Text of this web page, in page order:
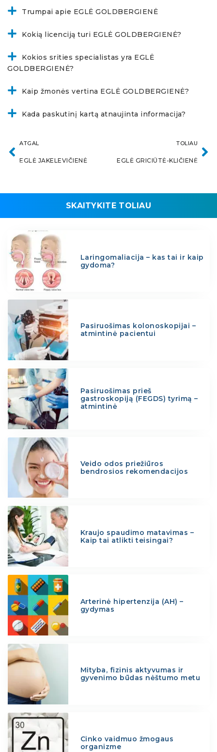
Trumpai apie EGLĖ GOLDBERGIENĖ
Kokią licenciją turi EGLĖ GOLDBERGIENĖ?
Kokios srities specialistas yra EGLĖ
GOLDBERGIENĖ?
Kaip žmonės vertina EGLĖ GOLDBERGIENĖ?
Kada paskutinį kartą atnaujinta informacija?
ATGAL
EGLĖ JAKELEVIČIENĖ
TOLIAU
EGLĖ GRICIŪTĖ-KLIČIENĖ
SKAITYKITE TOLIAU
Laringomaliacija – kas tai ir kaip
gydoma?
Pasiruošimas kolonoskopijai –
atmintinė pacientui
Pasiruošimas prieš
gastroskopiją (FEGDS) tyrimą –
atmintinė
Veido odos priežiūros
bendrosios rekomendacijos
Kraujo spaudimo matavimas –
Kaip tai atlikti teisingai?
Arterinė hipertenzija (AH) –
gydymas
Mityba, fizinis aktyvumas ir
gyvenimo būdas nėštumo metu
Cinko vaidmuo žmogaus
organizme